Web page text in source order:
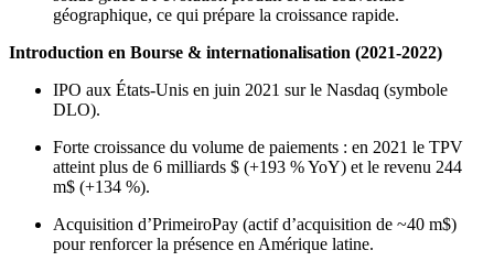
géographique, ce qui prépare la croissance rapide.
Introduction en Bourse & internationalisation (2021-2022)
IPO aux États-Unis en juin 2021 sur le Nasdaq (symbole
DLO).
Forte croissance du volume de paiements : en 2021 le TPV
atteint plus de 6 milliards $ (+193 % YoY) et le revenu 244
m$ (+134 %).
Acquisition d’PrimeiroPay (actif d’acquisition de ~40 m$)
pour renforcer la présence en Amérique latine.